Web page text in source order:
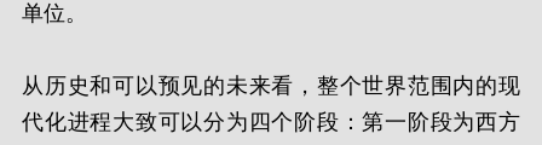
单位。
从历史和可以预见的未来看，整个世界范围内的现
代化进程大致可以分为四个阶段：第一阶段为西方